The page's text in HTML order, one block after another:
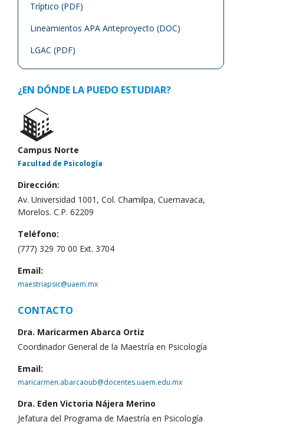
Tríptico (PDF)
Lineamientos APA Anteproyecto (DOC)
LGAC (PDF)
¿EN DÓNDE LA PUEDO ESTUDIAR?
Campus Norte
Facultad de Psicología
Dirección:
Av. Universidad 1001, Col. Chamilpa, Cuernavaca,
Morelos. C.P. 62209
Teléfono:
(777) 329 70 00 Ext. 3704
Email:
maestriapsic@uaem.mx
CONTACTO
Dra. Maricarmen Abarca Ortiz
Coordinador General de la Maestría en Psicología
Email:
maricarmen.abarcaoub@docentes.uaem.edu.mx
Dra. Eden Victoria Nájera Merino
Jefatura del Programa de Maestría en Psicología